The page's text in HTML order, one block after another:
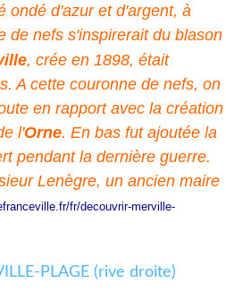
ondé d'azur et d'argent, à
de nefs s'inspirerait du blason
, crée en 1898, était
A cette couronne de nefs, on
en rapport avec la création
l'Orne. En bas fut ajoutée la
pendant la dernière guerre.
Lenègre, un ancien maire
fr/decouvrir-merville-